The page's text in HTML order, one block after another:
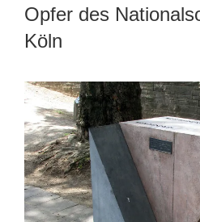
Opfer des
Köln